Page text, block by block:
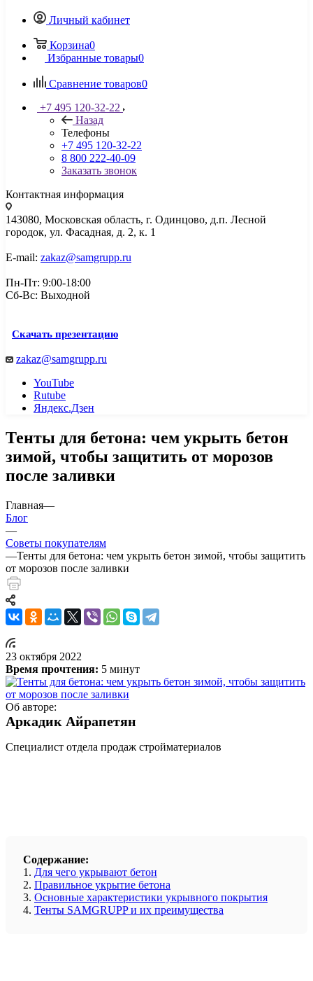
Личный кабинет
Корзина0
Избранные товары0
Сравнение товаров0
+7 495 120-32-22
Назад
Телефоны
+7 495 120-32-22
8 800 222-40-09
Заказать звонок
Контактная информация
143080, Mосковская область, г. Одинцово, д.п. Лесной
городок, ул. Фасадная, д. 2, к. 1
E-mail: zakaz@samgrupp.ru
Пн-Пт: 9:00-18:00
Сб-Вс: Выходной
Скачать презентацию
zakaz@samgrupp.ru
YouTube
Rutube
Яндекс.Дзен
Тенты для бетона: чем укрыть бетон
зимой, чтобы защитить от морозов
после заливки
Главная—
Блог
—
Советы покупателям
—Тенты для бетона: чем укрыть бетон зимой, чтобы защитить
от морозов после заливки
23 октября 2022
Время прочтения: 5 минут
Об авторе:
Аркадик Айрапетян
Специалист отдела продаж стройматериалов
Содержание:
1. Для чего укрывают бетон
2. Правильное укрытие бетона
3. Основные характеристики укрывного покрытия
4. Тенты SAMGRUPP и их преимущества